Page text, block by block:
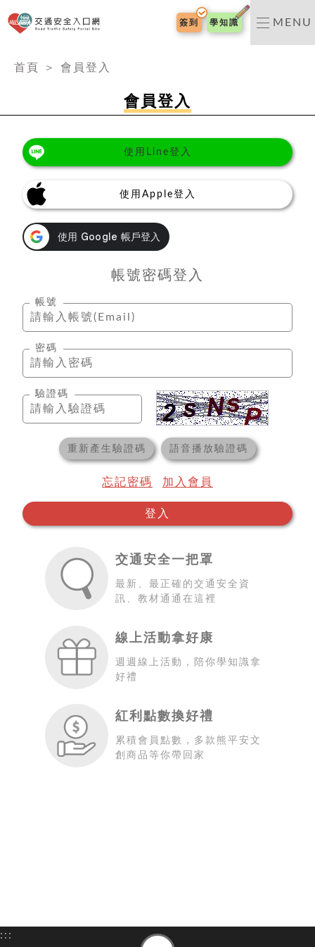
交通安全入口網
簽到 學知識 MENU
首頁
＞ 會員登入
會員登入
交通安全一把罩
最新、最正確的交通安全資
訊、教材通通在這裡
線上活動拿好康
週週線上活動，陪你學知識拿
好禮
紅利點數換好禮
累積會員點數，多款熊平安文
創商品等你帶回家
使用Line登入
使用Apple登入
帳號密碼登入
帳號
密碼
驗證碼
重新產生驗證碼 語音播放驗證碼
忘記密碼 加入會員
登入
:::